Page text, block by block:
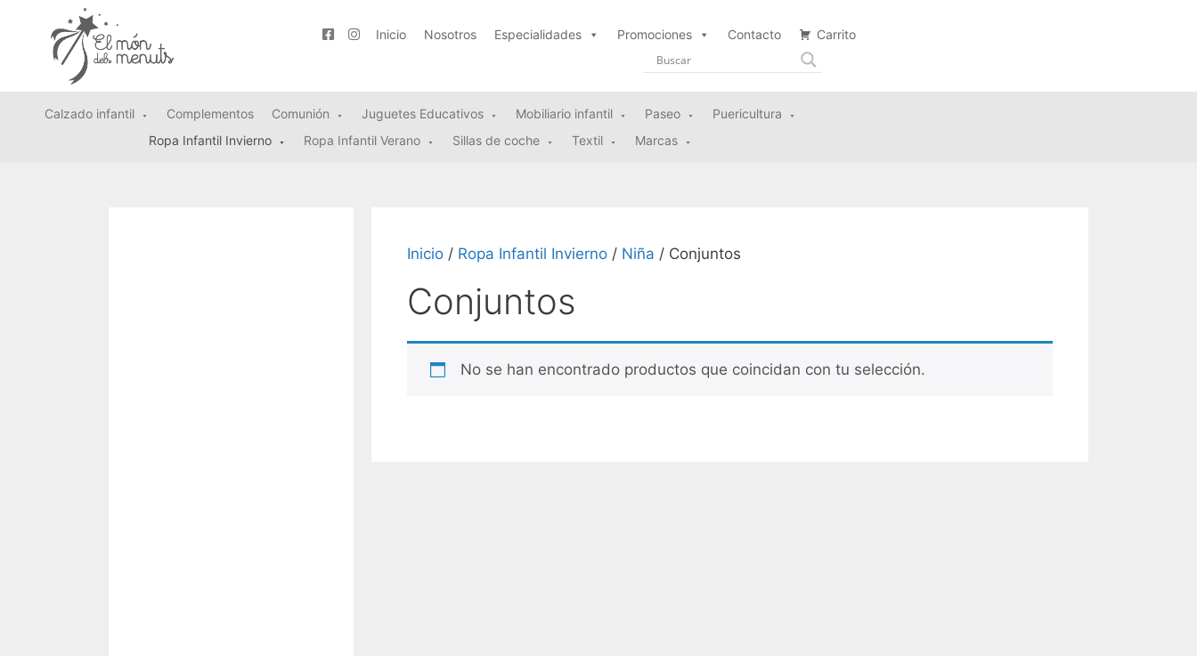
Inicio Nosotros Especialidades Promociones Contacto Carrito
Calzado infantil Complementos Comunión Juguetes Educativos Mobiliario infantil Paseo
Puericultura
Ropa Infantil Invierno
Ropa Infantil Verano Sillas de coche Textil Marcas
Inicio / Ropa Infantil Invierno / Niña / Conjuntos
Conjuntos
No se han encontrado productos que coincidan con tu selección.